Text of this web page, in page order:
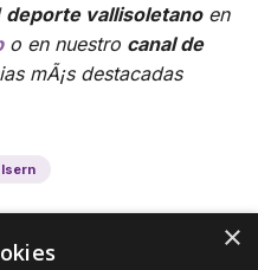
deporte vallisoletanoen
o en nuestro canal de
mÃ¡s destacadas
Isern
×